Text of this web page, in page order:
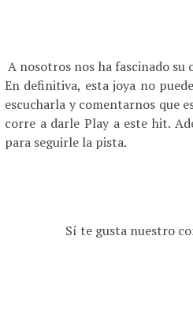
A nosotros nos ha fascinado
En definitiva, esta joya no
escucharla y comentarnos que
corre a darle Play a este hit.
para seguirle la pista.
Sí te gusta nuestro